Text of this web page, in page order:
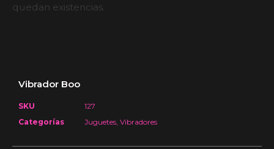
quedan existencias.
Vibrador Boo
SKU
127
Categorías
Juguetes, Vibradores